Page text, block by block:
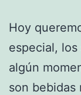
Hoy
especial,
algún
son bebidas